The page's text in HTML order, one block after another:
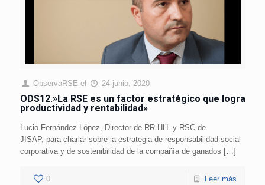
ObservaRSE el 24 junio, 2020
ODS12.»La RSE es un factor estratégico que logra
productividad y rentabilidad»
Lucio Fernández López, Director de RR.HH. y RSC de
JISAP, para charlar sobre la estrategia de responsabilidad social
corporativa y de sostenibilidad de la compañía de ganados […]
0 Leer más